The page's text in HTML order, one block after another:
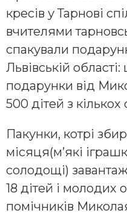
кресів у Тарнові
вчителями
спакували
Львівській
подарунки від
500 дітей з
Пакунки, котрі
місяця(м’які
солодощі)
18 дітей і молодих
помічників